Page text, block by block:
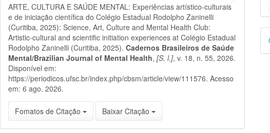
artigo
ARTE, CULTURA E SAÚDE MENTAL: Experiências artístico-culturais
e de iniciação científica do Colégio Estadual Rodolpho Zaninelli
(Curitiba, 2025): Science, Art, Culture and Mental Health Club:
Artistic-cultural and scientific initiation experiences at Colégio Estadual
Rodolpho Zaninelli (Curitiba, 2025).Cadernos Brasileiros de Saúde
Mental/Brazilian Journal of Mental Health,[S. l.], v. 18, n. 55, 2026.
Disponível em:
https://periodicos.ufsc.br/index.php/cbsm/article/view/111576. Acesso
em: 6 ago. 2026.
Fomatos de Citação Baixar Citação